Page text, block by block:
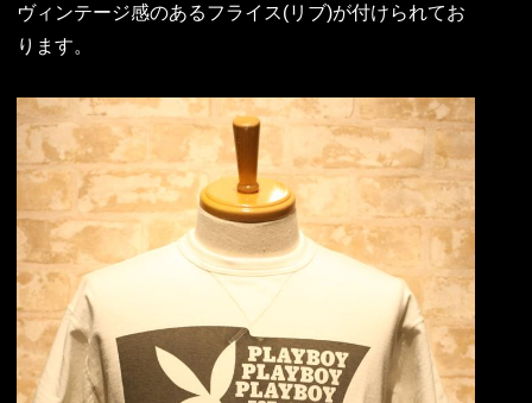
ヴィンテージ感のあるフライス(リブ)が付けられてお
ります。